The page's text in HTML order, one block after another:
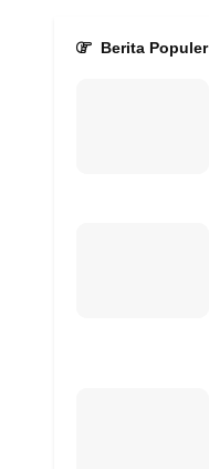
Berita Populer